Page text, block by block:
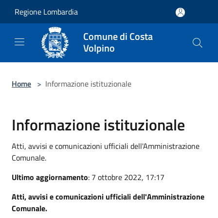
Regione Lombardia
Comune di Costa
Volpino
Home > Informazione istituzionale
Informazione istituzionale
Atti, avvisi e comunicazioni ufficiali dell'Amministrazione
Comunale.
Ultimo aggiornamento: 7 ottobre 2022, 17:17
Atti, avvisi e comunicazioni ufficiali dell'Amministrazione
Comunale.